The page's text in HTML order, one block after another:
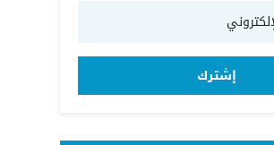
إشترك